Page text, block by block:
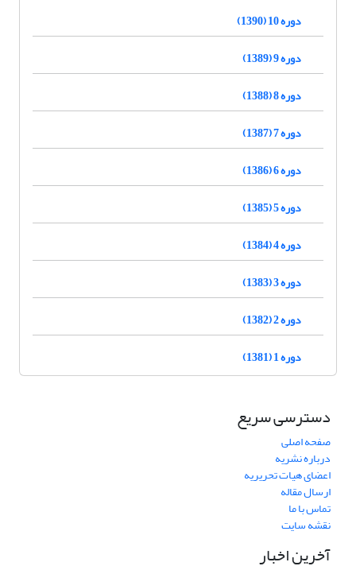
دوره 10 (1390)
دوره 9 (1389)
دوره 8 (1388)
دوره 7 (1387)
دوره 6 (1386)
دوره 5 (1385)
دوره 4 (1384)
دوره 3 (1383)
دوره 2 (1382)
دوره 1 (1381)
دسترسی سریع
صفحه اصلی
درباره نشریه
اعضای هیات تحریریه
ارسال مقاله
تماس با ما
نقشه سایت
آخرین اخبار